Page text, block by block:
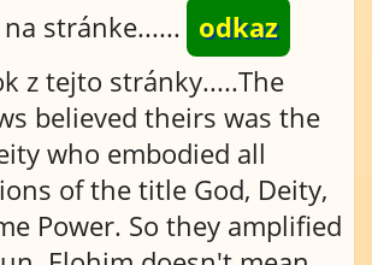
stránke...... odkaz
z tejto stránky.....The
believed theirs was the
who embodied all
of the title God, Deity,
Power. So they amplified